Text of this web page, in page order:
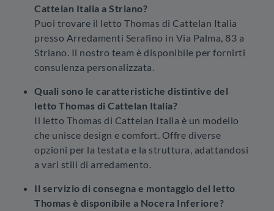
Cattelan Italia a Striano?
Puoi trovare il letto Thomas di Cattelan Italia
presso Arredamenti Serafino in Via Palma, 83 a
Striano. Il nostro team è disponibile per fornirti
consulenza personalizzata.
Quali sono le caratteristiche distintive del
letto Thomas di Cattelan Italia?
Il letto Thomas di Cattelan Italia è un modello
che unisce design e comfort. Offre diverse
opzioni per la testata e la struttura, adattandosi
a vari stili di arredamento.
Il servizio di consegna e montaggio del letto
Thomas è disponibile a Nocera Inferiore?